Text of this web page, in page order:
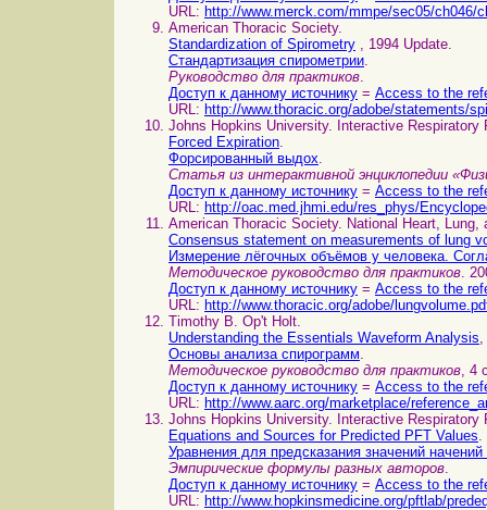
URL: http://www.merck.com/mmpe/sec05/ch046/
American Thoracic Society.
Standardization of Spirometry , 1994 Update.
Стандартизация спирометрии.
Руководство для практиков.
Доступ к данному источнику = Access to the
URL: http://www.thoracic.org/adobe/statements/
Johns Hopkins University. Interactive Respiratory
Forced Expiration.
Форсированный выдох.
Статья из интерактивной энциклопедии
Доступ к данному источнику = Access to the
URL: http://oac.med.jhmi.edu/res_phys/
American Thoracic Society. National Heart,
Consensus statement on measurements of lung
Измерение лёгочных объёмов у человека.
Методическое руководство для практиков.
Доступ к данному источнику = Access to the
URL: http://www.thoracic.org/adobe/
Timothy B. Op't Holt.
Understanding the Essentials Waveform Analysis,
Основы анализа спирограмм.
Методическое руководство для практиков, 4
Доступ к данному источнику = Access to the
URL: http://www.aarc.org/marketplace/
Johns Hopkins University. Interactive Respiratory
Equations and Sources for Predicted PFT Values.
Уравнения для предсказания значений
Эмпирические формулы разных авторов.
Доступ к данному источнику = Access to the
URL: http://www.hopkinsmedicine.org/pftlab/